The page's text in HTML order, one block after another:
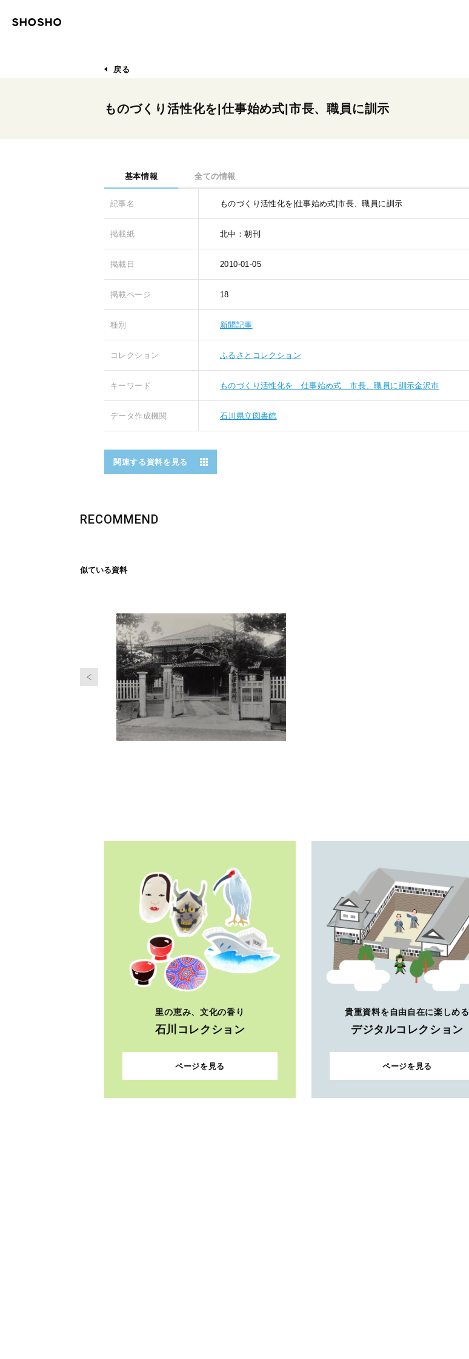
戻る
ものづくり活性化を|仕事始め式|市長、職員に訓示
基本情報 全ての情報
記事名 ものづくり活性化を|仕事始め式|市長、職員に訓示
掲載紙 北中：朝刊
掲載日 2010-01-05
掲載ページ 18
種別 新聞記事
コレクション ふるさとコレクション
キーワード ものづくり活性化を 仕事始め式 市長、職員に訓示金沢市
データ作成機関 石川県立図書館
関連する資料を見る
RECOMMEND
似ている資料
里の恵み、文化の香り
石川コレクション
ページを見る
貴重資料を自由自在に楽しめる
デジタルコレクション
ページを見る